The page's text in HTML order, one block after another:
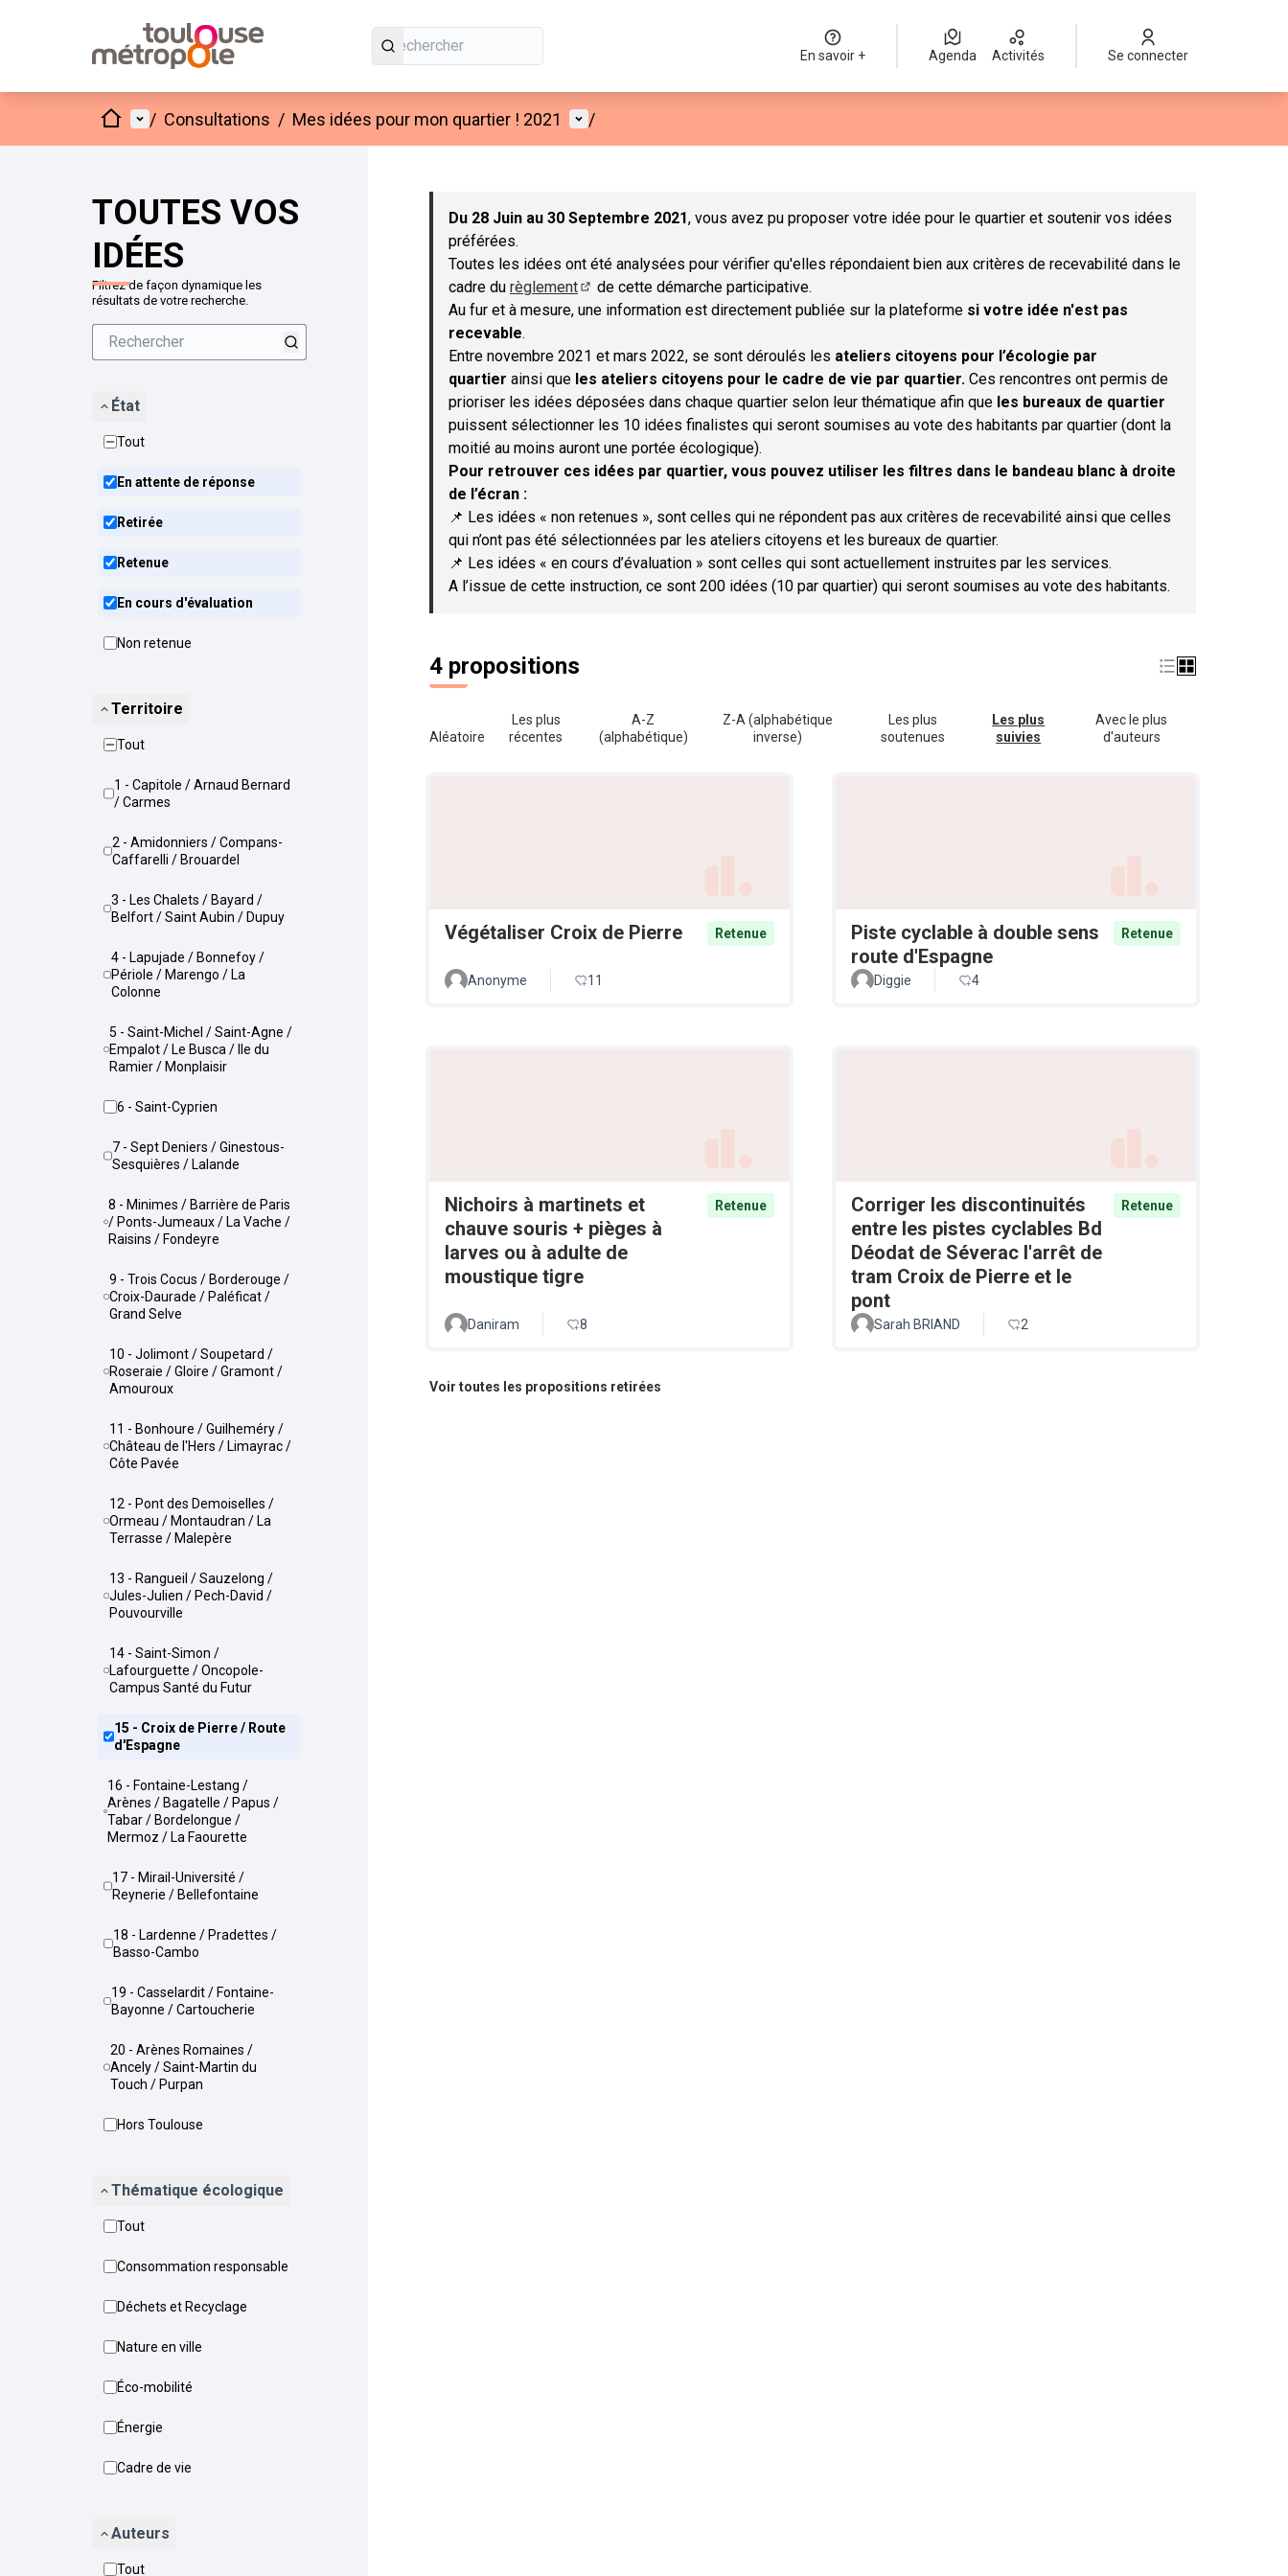
En savoir + Agenda Activités Se connecter
AccueilMenu principal
/ Consultations / Mes idées pour mon quartier ! 2021 Menu utilisateur
/
TOUTES VOS
IDÉES
Filtrez de façon dynamique les
résultats de votre recherche.
État
Tout
En attente de réponse
Retirée
Retenue
En cours d'évaluation
Non retenue
Territoire
Tout
1 - Capitole / Arnaud Bernard
/ Carmes
2 - Amidonniers / Compans-
Caffarelli / Brouardel
3 - Les Chalets / Bayard /
Belfort / Saint Aubin / Dupuy
4 - Lapujade / Bonnefoy /
Périole / Marengo / La
Colonne
5 - Saint-Michel / Saint-Agne /
Empalot / Le Busca / Ile du
Ramier / Monplaisir
6 - Saint-Cyprien
7 - Sept Deniers / Ginestous-
Sesquières / Lalande
8 - Minimes / Barrière de Paris
/ Ponts-Jumeaux / La Vache /
Raisins / Fondeyre
9 - Trois Cocus / Borderouge /
Croix-Daurade / Paléficat /
Grand Selve
10 - Jolimont / Soupetard /
Roseraie / Gloire / Gramont /
Amouroux
11 - Bonhoure / Guilheméry /
Château de l'Hers / Limayrac /
Côte Pavée
12 - Pont des Demoiselles /
Ormeau / Montaudran / La
Terrasse / Malepère
13 - Rangueil / Sauzelong /
Jules-Julien / Pech-David /
Pouvourville
14 - Saint-Simon /
Lafourguette / Oncopole-
Campus Santé du Futur
15 - Croix de Pierre / Route
d'Espagne
16 - Fontaine-Lestang /
Arènes / Bagatelle / Papus /
Tabar / Bordelongue /
Mermoz / La Faourette
17 - Mirail-Université /
Reynerie / Bellefontaine
18 - Lardenne / Pradettes /
Basso-Cambo
19 - Casselardit / Fontaine-
Bayonne / Cartoucherie
20 - Arènes Romaines /
Ancely / Saint-Martin du
Touch / Purpan
Hors Toulouse
Thématique écologique
Tout
Consommation responsable
Déchets et Recyclage
Nature en ville
Éco-mobilité
Énergie
Cadre de vie
Auteurs
Tout
Passer la carte
Du 28 Juin au 30 Septembre 2021, vous avez pu proposer votre idée pour le quartier et soutenir vos idées
préférées.
Toutes les idées ont été analysées pour vérifier qu'elles répondaient bien aux critères de recevabilité dans le
cadre du règlement
(S'ouvre dans un nouvel onglet)
de cette démarche participative.
Au fur et à mesure, une information est directement publiée sur la plateforme si votre idée n'est pas
recevable.
Entre novembre 2021 et mars 2022, se sont déroulés les ateliers citoyens pour l’écologie par
quartier ainsi que les ateliers citoyens pour le cadre de vie par quartier. Ces rencontres ont permis de
prioriser les idées déposées dans chaque quartier selon leur thématique afin que les bureaux de quartier
puissent sélectionner les 10 idées finalistes qui seront soumises au vote des habitants par quartier (dont la
moitié au moins auront une portée écologique).
Pour retrouver ces idées par quartier, vous pouvez utiliser les filtres dans le bandeau blanc à droite
de l’écran :
📌 Les idées « non retenues », sont celles qui ne répondent pas aux critères de recevabilité ainsi que celles
qui n’ont pas été sélectionnées par les ateliers citoyens et les bureaux de quartier.
📌 Les idées « en cours d’évaluation » sont celles qui sont actuellement instruites par les services.
A l’issue de cette instruction, ce sont 200 idées (10 par quartier) qui seront soumises au vote des habitants.
4 propositions
Aléatoire
Les plus
récentes
A-Z
(alphabétique)
Z-A (alphabétique
inverse)
Les plus
soutenues
Les plus
suivies
Avec le plus
d'auteurs
Végétaliser Croix de Pierre Retenue
Anonyme 11
Piste cyclable à double sens
route d'Espagne
Retenue
Diggie 4
Nichoirs à martinets et
chauve souris + pièges à
larves ou à adulte de
moustique tigre
Retenue
Daniram 8
Corriger les discontinuités
entre les pistes cyclables Bd
Déodat de Séverac l'arrêt de
tram Croix de Pierre et le
pont
Retenue
Sarah BRIAND 2
Voir toutes les propositions retirées